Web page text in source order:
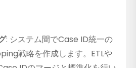
: システム間でCase ID統一の
戦略を作成します。ETLや